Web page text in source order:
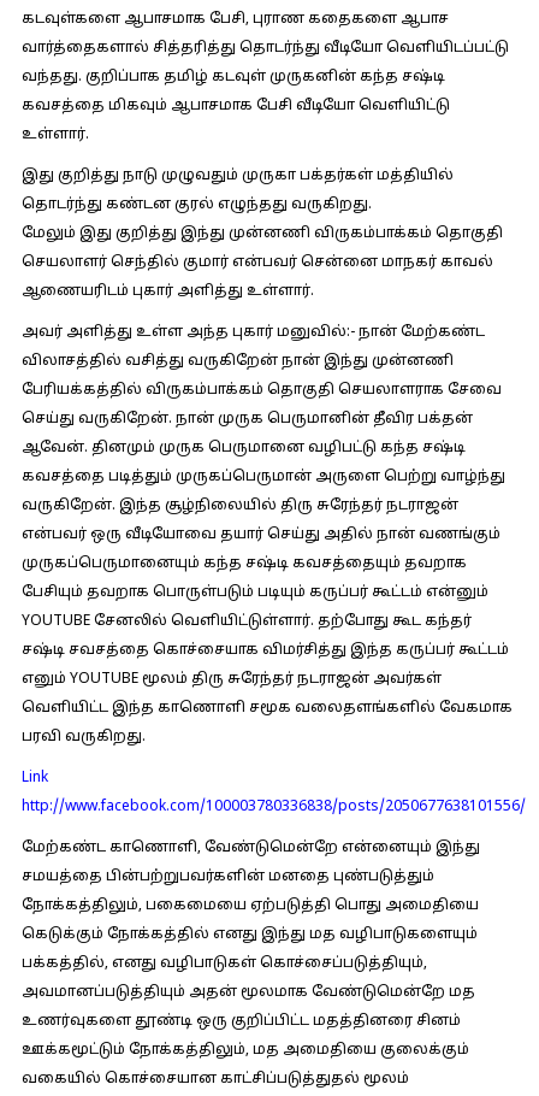
கடவுள்களை ஆபாசமாக பேசி, புராண கதைகளை ஆபாச
வார்த்தைகளால் சித்தரித்து தொடர்ந்து வீடியோ வெளியிடப்பட்டு
வந்தது. குறிப்பாக தமிழ் கடவுள் முருகனின் கந்த சஷ்டி
கவசத்தை மிகவும் ஆபாசமாக பேசி வீடியோ வெளியிட்டு
உள்ளார்.
இது குறித்து நாடு முழுவதும் முருகா பக்தர்கள் மத்தியில்
தொடர்ந்து கண்டன குரல் எழுந்தது வருகிறது.
மேலும் இது குறித்து இந்து முன்னணி விருகம்பாக்கம் தொகுதி
செயலாளர் செந்தில் குமார் என்பவர் சென்னை மாநகர் காவல்
ஆணையரிடம் புகார் அளித்து உள்ளார்.
அவர் அளித்து உள்ள அந்த புகார் மனுவில்:-நான் மேற்கண்ட
விலாசத்தில் வசித்து வருகிறேன் நான் இந்து முன்னணி
பேரியக்கத்தில் விருகம்பாக்கம் தொகுதி செயலாளராக சேவை
செய்து வருகிறேன். நான் முருக பெருமானின் தீவிர பக்தன்
ஆவேன். தினமும் முருக பெருமானை வழிபட்டு கந்த சஷ்டி
கவசத்தை படித்தும் முருகப்பெருமான் அருளை பெற்று வாழ்ந்து
வருகிறேன். இந்த சூழ்நிலையில் திரு சுரேந்தர் நடராஜன்
என்பவர் ஒரு வீடியோவை தயார் செய்து அதில் நான் வணங்கும்
முருகப்பெருமானையும் கந்த சஷ்டி கவசத்தையும் தவறாக
பேசியும் தவறாக பொருள்படும் படியும் கருப்பர் கூட்டம் என்னும்
YOUTUBE சேனலில் வெளியிட்டுள்ளார். தற்போது கூட கந்தர்
சஷ்டி சவசத்தை கொச்சையாக விமர்சித்து இந்த கருப்பர் கூட்டம்
எனும் YOUTUBE மூலம் திரு சுரேந்தர் நடராஜன் அவர்கள்
வெளியிட்ட இந்த காணொளி சமூக வலைதளங்களில் வேகமாக
பரவி வருகிறது.
Link
http://www.facebook.com/100003780336838/posts/2050677638101556/
மேற்கண்ட காணொளி, வேண்டுமென்றே என்னையும் இந்து
சமயத்தை பின்பற்றுபவர்களின் மனதை புண்படுத்தும்
நோக்கத்திலும், பகைமையை ஏற்படுத்தி பொது அமைதியை
கெடுக்கும் நோக்கத்தில் எனது இந்து மத வழிபாடுகளையும்
பக்கத்தில், எனது வழிபாடுகள் கொச்சைப்படுத்தியும்,
அவமானப்படுத்தியும் அதன் மூலமாக வேண்டுமென்றே மத
உணர்வுகளை தூண்டி ஒரு குறிப்பிட்ட மதத்தினரை சினம்
ஊக்கமூட்டும் நோக்கத்திலும், மத அமைதியை குலைக்கும்
வகையில் கொச்சையான காட்சிப்படுத்துதல் மூலம்